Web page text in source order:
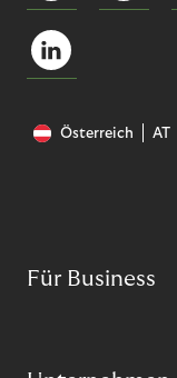
Österreich AT
Für Business